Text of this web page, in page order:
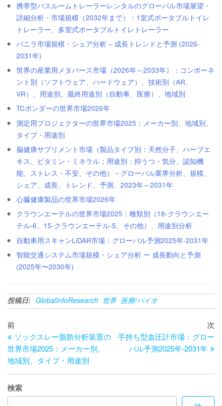
携帯型バスルームトレーラーレンタルのグローバル市場展望・
詳細分析・市場規模（2032年まで）：1室式ポータブルトイレ
トレーラー、多室式ポータブルトイレトレーラー
バニラ市場規模・シェア分析 – 成長トレンドと予測 (2026-
2031年)
世界の産業用メタバース市場（2026年～2033年）：コンポーネ
ント別（ソフトウェア、ハードウェア）、技術別（AR、
VR）、用途別、最終用途別（自動車、医療）、地域別
TCボンダーの世界市場2026年
測定用プロジェクターの世界市場2025：メーカー別、地域別、
タイプ・用途別
脳健康サプリメント市場（製品タイプ別：天然分子、ハーブエ
キス、ビタミン・ミネラル；用途別：抑うつ・気分、認知機
能、ストレス・不安、その他）－グローバル業界分析、規模、
シェア、成長、トレンド、予測、2023年～2031年
心臓健康製品の世界市場2026年
クラウンエーテルの世界市場2025：種類別（18-クラウンエー
テル-6、15-クラウンエーテル-5、その他）、用途別分析
自動車用スキャンLiDAR市場：グローバル予測2025年-2031年
智能交通システム市場規模・シェア分析 ー 成長動向と予測
(2025年〜2030年)
投稿日: GlobalInfoResearch 世界 医療/バイオ
投
稿
ナ
ビ
ゲ
過
去
の
投
稿
前
ソックスレー脂肪分析装置の
世界市場2025：メーカー別、
地域別、タイプ・用途別
次
手持ち型血圧計市場：グロー
バル予測2025年-2031年
検索